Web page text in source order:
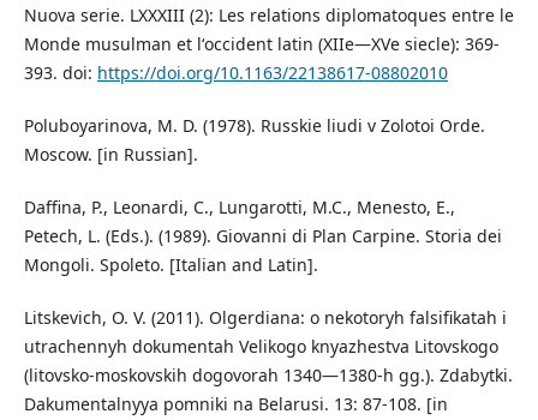
Nuova serie. LXXXIII (2): Les relations diplomatoques entre le
Monde musulman et lʻoccident latin (XIIe—XVe siecle): 369-
393. doi: https://doi.org/10.1163/22138617-08802010
Poluboyarinova, M. D. (1978). Russkie liudi v Zolotoi Orde.
Moscow. [in Russian].
Daffina, P., Leonardi, C., Lungarotti, M.C., Menesto, E.,
Petech, L. (Eds.). (1989). Giovanni di Plan Carpine. Storia dei
Mongoli. Spoleto. [Italian and Latin].
Litskevich, O. V. (2011). Olgerdiana: o nekotoryh falsifikatah i
utrachennyh dokumentah Velikogo knyazhestva Litovskogo
(litovsko-moskovskih dogovorah 1340—1380-h gg.). Zdabytki.
Dakumentalnyya pomniki na Belarusi. 13: 87-108. [in